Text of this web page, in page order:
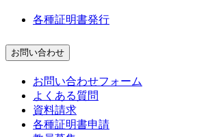
各種証明書発行
お問い合わせ
お問い合わせフォーム
よくある質問
資料請求
各種証明書申請